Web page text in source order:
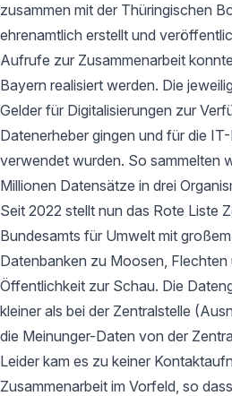
zusammen mit der Thüringischen
ehrenamtlich erstellt und
Aufrufe zur Zusammenarbeit
Bayern realisiert werden. Die
Gelder für Digitalisierungen zur
Datenerheber gingen und für die
verwendet wurden. So sammelten
Millionen Datensätze in drei
Seit 2022 stellt nun das Rote Liste
Bundesamts für Umwelt mit
Datenbanken zu Moosen, Flechten
Öffentlichkeit zur Schau. Die
kleiner als bei der Zentralstelle
die Meinunger-Daten von der
Leider kam es zu keiner
Zusammenarbeit im Vorfeld, so